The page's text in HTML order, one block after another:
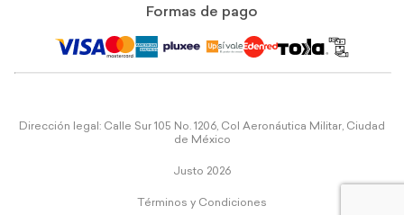
Formas de pago
Dirección legal: Calle Sur 105 No. 1206, Col Aeronáutica Militar, Ciudad
de México
Justo 2026
Términos y Condiciones